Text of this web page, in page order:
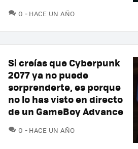
0 COMENTARIOS
HACE UN AÑO
Si creías que Cyberpunk
2077 ya no puede
sorprenderte, es porque
no lo has visto en directo
de un GameBoy Advance
0 COMENTARIOS
HACE UN AÑO